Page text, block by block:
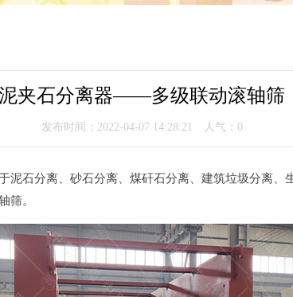
夹石分离器——多级联动滚轴筛
发布时间：2022-04-07 14:28:21 人气： 0
泥石分离、砂石分离、煤矸石分离、建筑垃圾分离、
筛。